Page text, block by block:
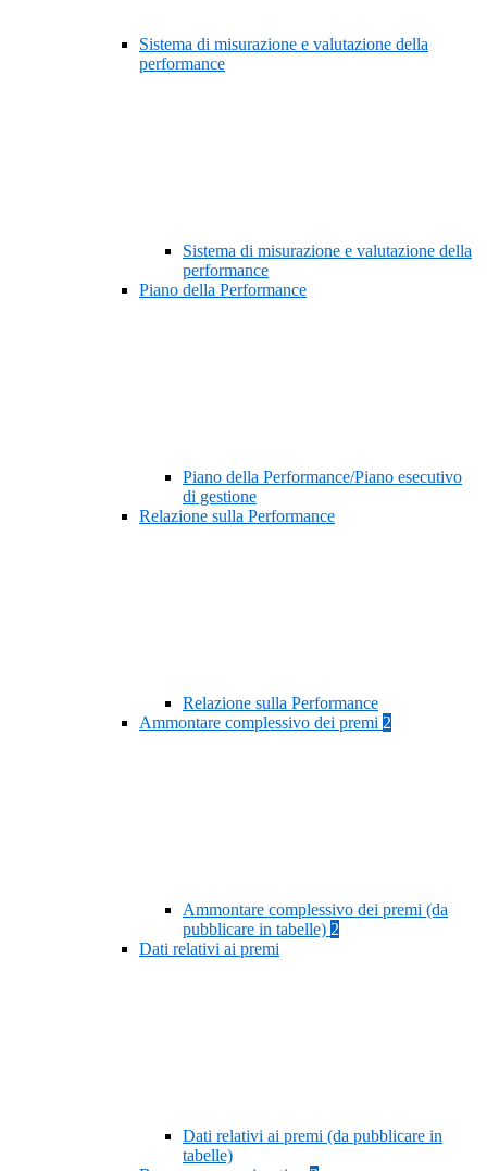
Sistema di misurazione e valutazione della
performance
Sistema di misurazione e valutazione della
performance
Piano della Performance
Piano della Performance/Piano esecutivo
di gestione
Relazione sulla Performance
Relazione sulla Performance
Ammontare complessivo dei premi 2
Ammontare complessivo dei premi (da
pubblicare in tabelle) 2
Dati relativi ai premi
Dati relativi ai premi (da pubblicare in
tabelle)